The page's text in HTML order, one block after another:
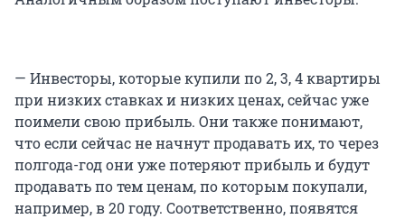
— Инвесторы, которые купили по 2, 3, 4 квартиры
при низких ставках и низких ценах, сейчас уже
поимели свою прибыль. Они также понимают,
что если сейчас не начнут продавать их, то через
полгода-год они уже потеряют прибыль и будут
продавать по тем ценам, по которым покупали,
например, в 20 году. Соответственно, появятся